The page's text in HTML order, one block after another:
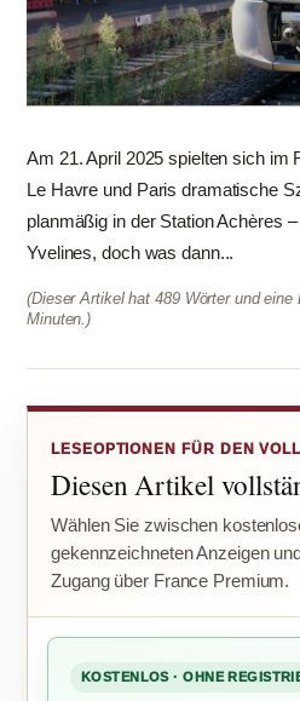
Am 21. April 2025 spielten sich im
Le Havre und Paris dramatische
planmäßig in der Station Achères
Yvelines, doch was dann...
(Dieser Artikel hat 489 Wörter und eine
Minuten.)
LESEOPTIONEN FÜR DEN
Diesen Artikel
Wählen Sie zwischen
gekennzeichneten Anzeigen
Zugang über France Premium.
KOSTENLOS · OHNE